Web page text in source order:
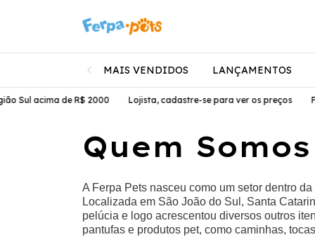
MAIS VENDIDOS LANÇAMENTOS
Sul acima de R$ 2000 Lojista, cadastre-se para ver os preços
Quem Somos
A Ferpa Pets nasceu como um setor dentro
Localizada em São João do Sul, Santa
pelúcia e logo acrescentou diversos outros
pantufas e produtos pet, como caminhas,